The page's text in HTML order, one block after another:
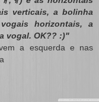
verticais, a bolinha
horizontais, a
vogal. OK?? :)"
a esquerda e nas